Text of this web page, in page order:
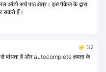
सर्च पाठ क्षेत्र। इस पैकेज के द्वारा
सकते हैं।
32
बांधता है और autocomplete क्षमता के